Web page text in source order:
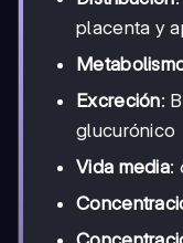
placenta y
Excreción:
glucurónico
Vida media: